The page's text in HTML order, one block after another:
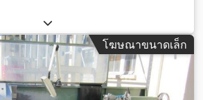
โฆษณาขนาดเล็ก